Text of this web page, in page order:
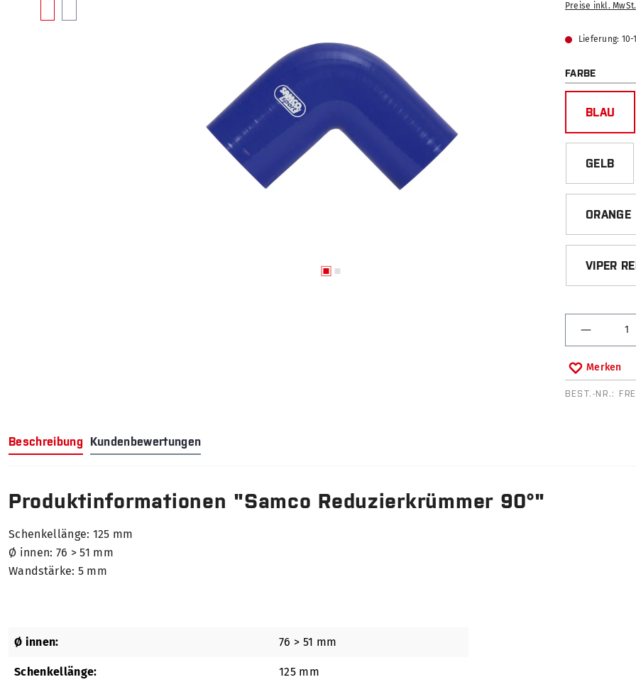
Preise inkl.
Lieferung: 10-
FARBE
BLAU
GELB
ORANGE
VIPER
Merken
BEST.-NR.:
Beschreibung Kundenbewertungen
Produktinformationen "Samco Reduzierkrümmer 90°"
Schenkellänge: 125 mm
Ø innen: 76 > 51 mm
Wandstärke: 5 mm
Ø innen: 76 > 51 mm
Schenkellänge: 125 mm